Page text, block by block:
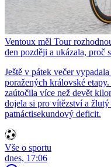
Ventoux měl Tour
den později a ukázala, proč
Ještě v pátek večer
poražených královské
zaútočila více než devět
dojela si pro vítězství a
patnáctisekundový deficit.
Vše o sportu
dnes, 17:06